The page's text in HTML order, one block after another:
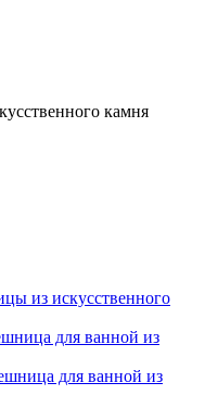
камня
из искусственного
для ванной из
для ванной из